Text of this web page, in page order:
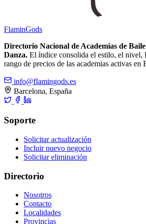
FlaminGods
Directorio Nacional de Academias de
Danza. El índice consolida el estilo, el nivel,
rango de precios de las academias activas en
info@flamingods.es
Barcelona, España
Soporte
Solicitar actualización
Incluir nuevo negocio
Solicitar eliminación
Directorio
Nosotros
Contacto
Localidades
Provincias